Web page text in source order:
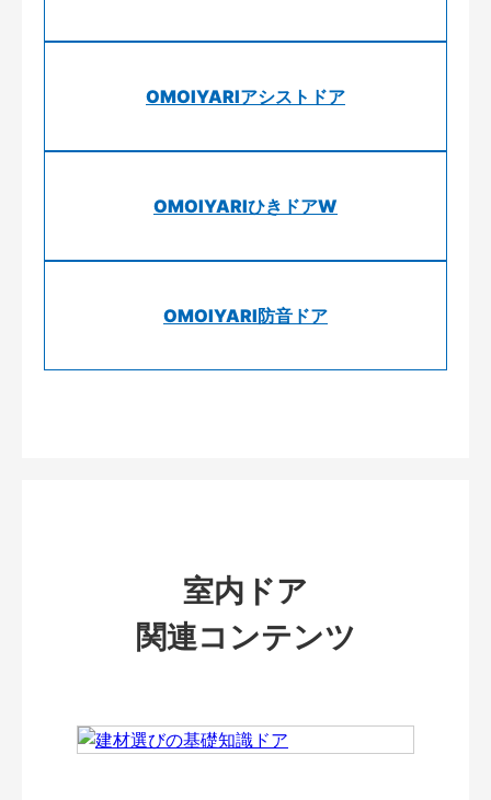
OMOIYARIアシストドア
OMOIYARIひきドアW
OMOIYARI防音ドア
室内ドア
関連コンテンツ